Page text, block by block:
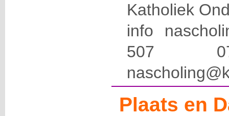
Katholiek
info
507
Plaats en